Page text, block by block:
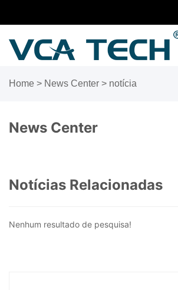
Home > News Center > notícia
News Center
Notícias Relacionadas
Nenhum resultado de pesquisa!